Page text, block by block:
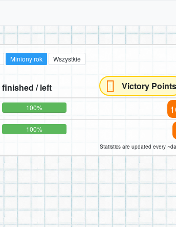
Miniony rok Wszystkie
finished / left
Victory Points
100%
100%
Statistics are updated every